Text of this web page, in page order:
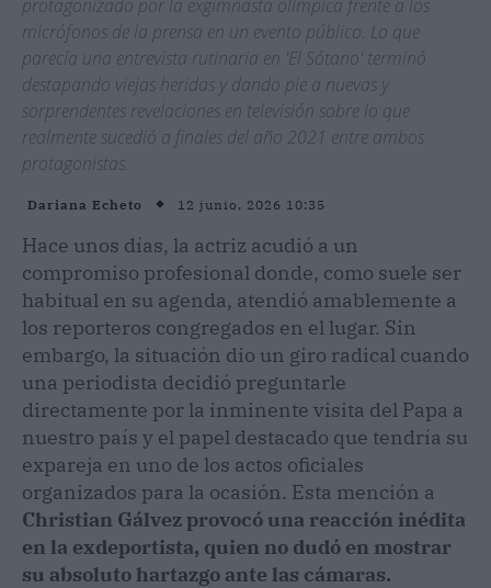
protagonizado por la exgimnasta olímpica frente a los
micrófonos de la prensa en un evento público. Lo que
parecía una entrevista rutinaria en 'El Sótano' terminó
destapando viejas heridas y dando pie a nuevas y
sorprendentes revelaciones en televisión sobre lo que
realmente sucedió a finales del año 2021 entre ambos
protagonistas.
Dariana Echeto 12 junio, 2026 10:35
Hace unos días, la actriz acudió a un
compromiso profesional donde, como suele ser
habitual en su agenda, atendió amablemente a
los reporteros congregados en el lugar. Sin
embargo, la situación dio un giro radical cuando
una periodista decidió preguntarle
directamente por la inminente visita del Papa a
nuestro país y el papel destacado que tendría su
expareja en uno de los actos oficiales
organizados para la ocasión. Esta mención a
Christian Gálvezprovocó una reacción inédita
en la exdeportista, quien no dudó en mostrar
su absoluto hartazgo ante las cámaras.